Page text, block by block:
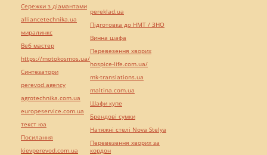
Сережки з діамантами
alliancetechnika.ua
миралинкс
Веб мастер
https://motokosmos.ua/
Синтезатори
perevod.agency
agrotechnika.com.ua
europeservice.com.ua
текст юа
Посилання
kievperevod.com.ua
pereklad.ua
Підготовка до НМТ / ЗНО
Винна шафа
Перевезення хворих
hospice-life.com.ua/
mk-translations.ua
maltina.com.ua
Шафи купе
Брендові сумки
Натяжні стелі Nova Stelya
Перевезення хворих за
кордон